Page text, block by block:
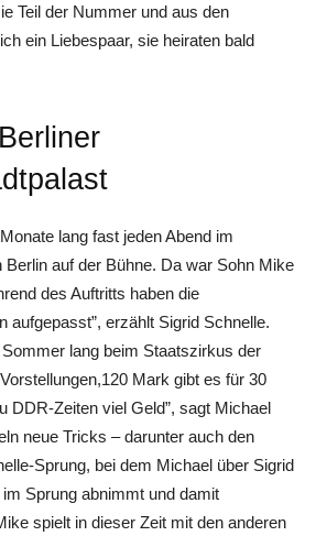
Teil der Nummer und aus den
ein Liebespaar, sie heiraten bald
lang fast jeden Abend im
Berlin auf der Bühne. Da war Sohn Mike
des Auftritts haben die
aufgepasst”, erzählt ­Sigrid Schnelle.
lang beim Staatszirkus der
Mark gibt es für 30
DDR-Zeiten viel Geld”, sagt Michael
neue Tricks – darunter auch den
Sprung, bei dem Michael über Sigrid
Sprung abnimmt und damit
spielt in dieser Zeit mit den anderen